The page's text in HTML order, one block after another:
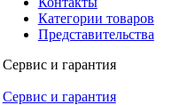
Категории товаров
Представительства
Сервис и гарантия
Сервис и гарантия